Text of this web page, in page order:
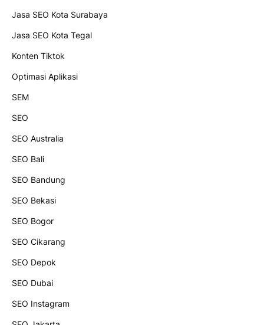
Jasa SEO Kota Surabaya
Jasa SEO Kota Tegal
Konten Tiktok
Optimasi Aplikasi
SEM
SEO
SEO Australia
SEO Bali
SEO Bandung
SEO Bekasi
SEO Bogor
SEO Cikarang
SEO Depok
SEO Dubai
SEO Instagram